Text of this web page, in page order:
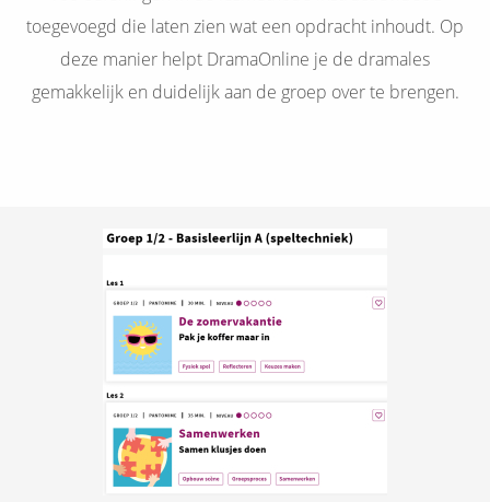
toegevoegd die laten zien wat een opdracht inhoudt. Op
deze manier helpt DramaOnline je de dramales
gemakkelijk en duidelijk aan de groep over te brengen.